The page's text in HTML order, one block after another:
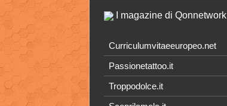
I magazine di Qonnetwork
Curriculumvitaeeuropeo.net
Passionetattoo.it
Troppodolce.it